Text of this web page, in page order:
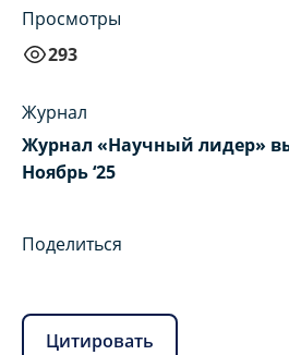
Просмотры
293
Журнал
Журнал «Научный лидер»
Ноябрь ‘25
Поделиться
Цитировать